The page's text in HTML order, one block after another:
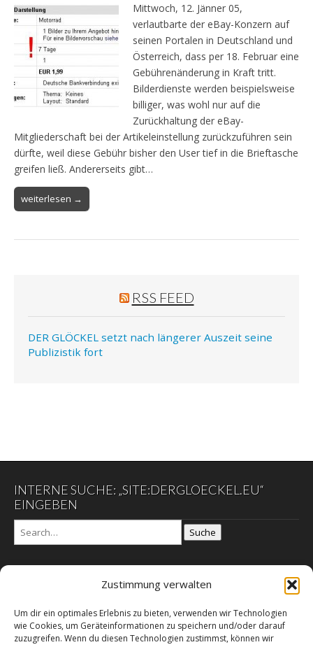
Zustimmung verwalten
Um dir ein optimales Erlebnis zu bieten, verwenden wir Technologien
wie Cookies, um Geräteinformationen zu speichern und/oder darauf
zuzugreifen. Wenn du diesen Technologien zustimmst, können wir
Mittwoch, 12. Jänner 05,
verlautbarte der eBay-Konzern auf
seinen Portalen in Deutschland und
Österreich, dass per 18. Februar eine
Gebührenänderung in Kraft tritt.
Bilderdienste werden beispielsweise
billiger, was wohl nur auf die
Zurückhaltung der eBay-
Mitgliederschaft bei der Artikeleinstellung zurückzuführen sein
dürfte, weil diese Gebühr bisher den User tief in die Brieftasche
greifen ließ. Andererseits gibt…
weiterlesen →
RSS FEED
DER GLÖCKEL setzt nach längerer Auszeit seine
Publizistik fort
INTERNE SUCHE: „SITE:DERGLOECKEL.EU“
EINGEBEN
Suche
Datenschutzerklärung
DER SCHWARZE EGON